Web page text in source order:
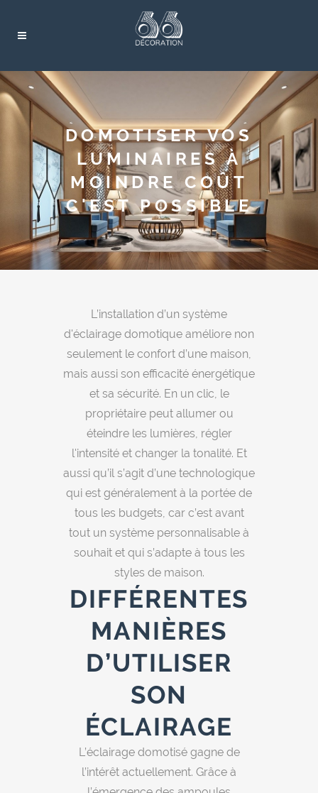
DOMOTISER VOS
LUMINAIRES À
MOINDRE COÛT
C'EST POSSIBLE
L’installation d’un système
d'éclairage domotique améliore non
seulement le confort d’une maison,
mais aussi son efficacité énergétique
et sa sécurité. En un clic, le
propriétaire peut allumer ou
éteindre les lumières, régler
l'intensité et changer la tonalité. Et
aussi qu’il s’agit d’une technologique
qui est généralement à la portée de
tous les budgets, car c’est avant
tout un système personnalisable à
souhait et qui s’adapte à tous les
styles de maison.
DIFFÉRENTES
MANIÈRES
D’UTILISER
SON
ÉCLAIRAGE
L’éclairage domotisé gagne de
l’intérêt actuellement. Grâce à